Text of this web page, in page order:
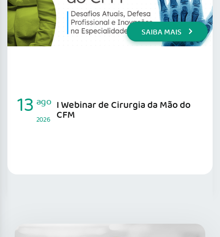
SAIBA MAIS
I Webinar de Cirurgia da Mão do
CFM
13 ago
2026